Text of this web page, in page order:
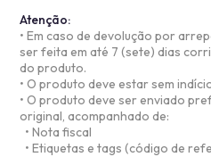
Atenção:
• Em caso de devolução por
ser feita em até 7 (sete) dias
do produto.
• O produto deve estar sem
• O produto deve ser enviado
original, acompanhado de:
• Nota fiscal
• Etiquetas e tags (código de